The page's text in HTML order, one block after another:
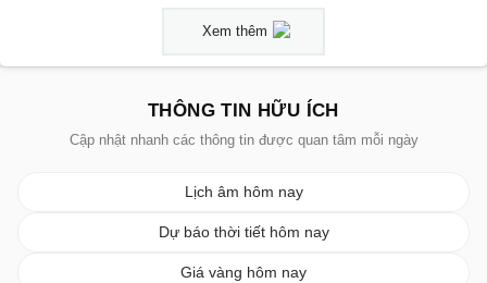
Xem thêm
THÔNG TIN HỮU ÍCH
Cập nhật nhanh các thông tin được quan tâm mỗi ngày
Lịch âm hôm nay
Dự báo thời tiết hôm nay
Giá vàng hôm nay